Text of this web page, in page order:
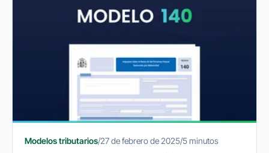
Modelos tributarios/27 de febrero de 2025/5 minutos